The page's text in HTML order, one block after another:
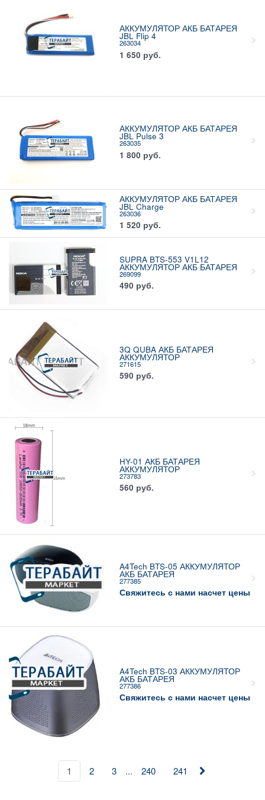
АККУМУЛЯТОР АКБ БАТАРЕЯ
JBL Flip 4
263034
1 650 руб.
АККУМУЛЯТОР АКБ БАТАРЕЯ
JBL Pulse 3
263035
1 800 руб.
АККУМУЛЯТОР АКБ БАТАРЕЯ
JBL Charge
263036
1 520 руб.
SUPRA BTS-553 V1L12
АККУМУЛЯТОР АКБ БАТАРЕЯ
269099
490 руб.
3Q QUBA АКБ БАТАРЕЯ
АККУМУЛЯТОР
271615
590 руб.
HY-01 АКБ БАТАРЕЯ
АККУМУЛЯТОР
273783
560 руб.
A4Tech BTS-05 АККУМУЛЯТОР
АКБ БАТАРЕЯ
277385
Свяжитесь с нами насчет цены
A4Tech BTS-03 АККУМУЛЯТОР
АКБ БАТАРЕЯ
277386
Свяжитесь с нами насчет цены
1 2 3 ... 240 241